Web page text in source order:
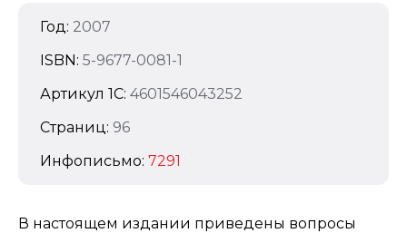
Год: 2007
ISBN: 5-9677-0081-1
Артикул 1C: 4601546043252
Страниц: 96
Инфописьмо: 7291
В настоящем издании приведены вопросы